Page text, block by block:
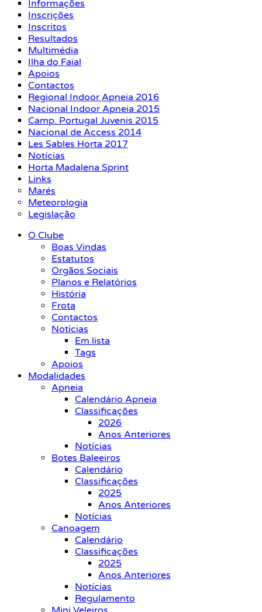
Informações
Inscrições
Inscritos
Resultados
Multimédia
Ilha do Faial
Apoios
Contactos
Regional Indoor Apneia 2016
Nacional Indoor Apneia 2015
Camp. Portugal Juvenis 2015
Nacional de Access 2014
Les Sables Horta 2017
Notícias
Horta Madalena Sprint
Links
Marés
Meteorologia
Legislação
O Clube
Boas Vindas
Estatutos
Orgãos Sociais
Planos e Relatórios
História
Frota
Contactos
Notícias
Em lista
Tags
Apoios
Modalidades
Apneia
Calendário Apneia
Classificações
2026
Anos Anteriores
Notícias
Botes Baleeiros
Calendário
Classificações
2025
Anos Anteriores
Notícias
Canoagem
Calendário
Classificações
2025
Anos Anteriores
Notícias
Regulamento